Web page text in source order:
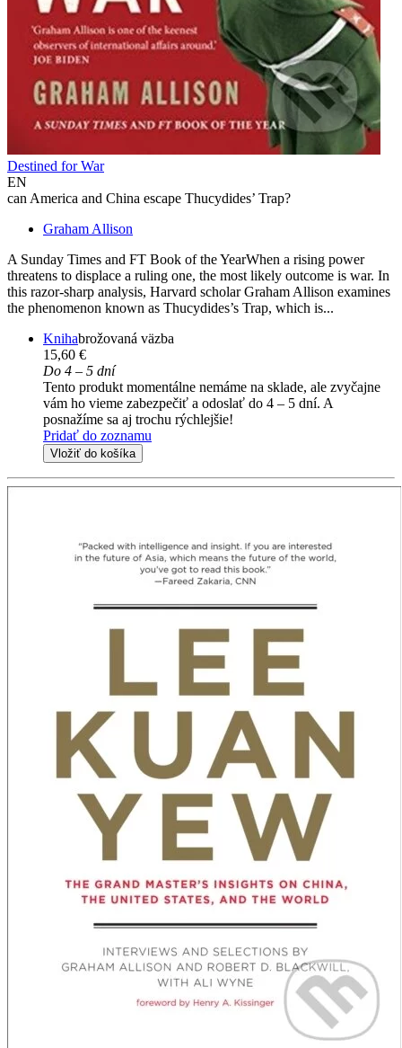
Destined for War
EN
can America and China escape Thucydides’ Trap?
Graham Allison
A Sunday Times and FT Book of the YearWhen a rising power
threatens to displace a ruling one, the most likely outcome is war. In
this razor-sharp analysis, Harvard scholar Graham Allison examines
the phenomenon known as Thucydides’s Trap, which is...
Knihabrožovaná väzba
15,60 €
Do 4 – 5 dní
Tento produkt momentálne nemáme na sklade, ale zvyčajne
vám ho vieme zabezpečiť a odoslať do 4 – 5 dní. A
posnažíme sa aj trochu rýchlejšie!
Pridať do zoznamu
Vložiť do košíka